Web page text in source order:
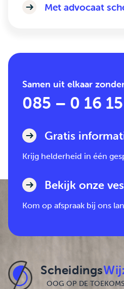
Met advocaat
Samen uit elkaar
085 – 0 16
Gratis
Krijg helderheid in één
Bekijk onze
Kom op afspraak bij ons
Scheidings
OOG OP DE